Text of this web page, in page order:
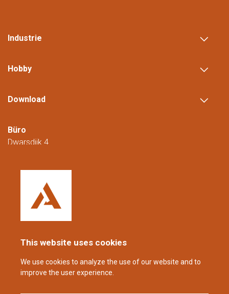
This website uses cookies
We use cookies to analyze the use of our website and to
improve the user experience.
Industrie
Hobby
Download
Büro
Dwarsdijk 4
Niederlande
+31 (0)88 23 42 200
08:00 bis 16:00 Uhr (CET/CEST).
coppens@alltech.com
Follow us